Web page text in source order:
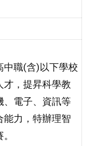
中職(含)以下學校
才，提昇科學教
、電子、資訊等
能力，特辦理智